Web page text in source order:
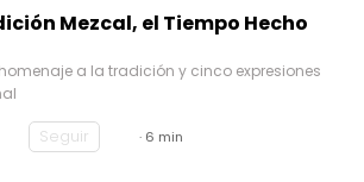
Mezcal, el Tiempo Hecho
a la tradición y cinco expresiones
Seguir · 6 min